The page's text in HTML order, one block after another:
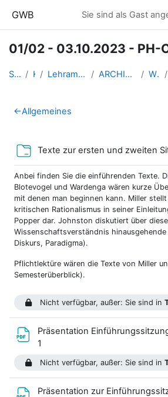
GWB Sie sind als Gast
01/02 - 03.10.2023 - PH-
Startseite Kurse Lehramtsausbildung GW im Clust... ARCHIV - Lehrveranstaltungen a... WS_2023/24
Abschnittsübersicht
←Allgemeines
Texte zur ersten und zweiten
Anbei finden Sie die einführenden Texte.
Blotevogel und Wardenga wären kurze
mit denen man beginnen kann. Miller
kritischen Rationalismus in seiner
Popper dar. Johnston diskutiert über
Wissenschaftsverständnis hinausgehende
Diskurs, Paradigma).
Pflichtlektüre wären die Texte von Miller
Semesterüberblick).
Nicht verfügbar, außer: Sie sind in
Präsentation
1
Nicht verfügbar, außer: Sie sind in
Präsentation zur